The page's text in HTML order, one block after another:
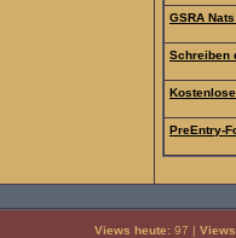
GSRA
Schreiben
PreEntry-
Views heute:97 |